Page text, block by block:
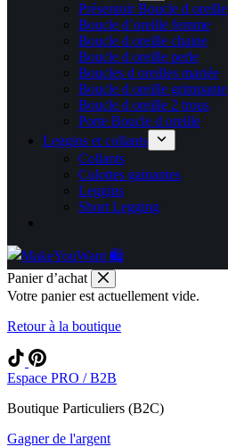
Présentoir Boucle d oreille
Boucle d’oreille femme
Boucle d oreille chaine
Boucle d oreille perle
Boucles d oreilles mariée
Boucle d oreille grimpante
Boucle d oreille 2 trous
Porte Boucle d oreille
Leggins et collants
Collants
Culottes gainantes
Leggins
Short Legging
Panier d’achat
Votre panier est actuellement vide.
Retour à la boutique
Espace PRO / B2B
Boutique Particuliers (B2C)
Gagner de l'argent